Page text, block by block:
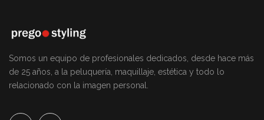
Somos un equipo de profesionales dedicados, desde hace más
de 25 años, a la peluquería, maquillaje, estética y todo lo
relacionado con la imagen personal.